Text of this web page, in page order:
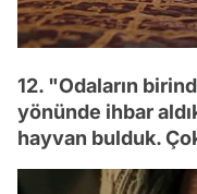
12. "Odaların
yönünde ihbar
hayvan bulduk.